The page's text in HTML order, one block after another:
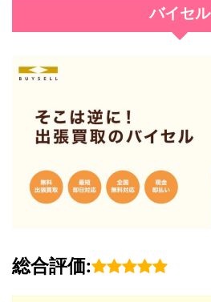
バイセル
総合評価: